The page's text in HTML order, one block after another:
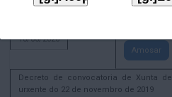
ACTIVIDADE CORPORATIVA. Extracto
18/06/2020
Amosar
Decreto de convocatoria de Xunta
urxente do 22 de novembro de 2019